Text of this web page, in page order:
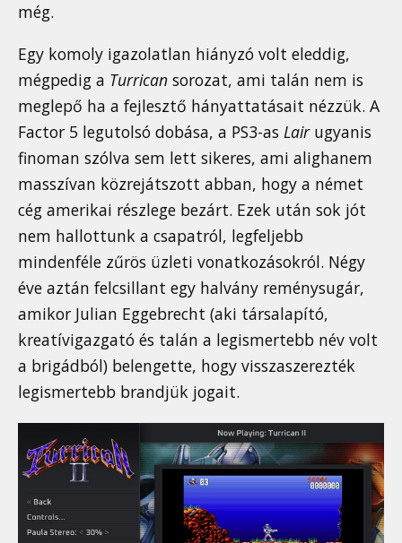
még.
Egy komoly igazolatlan hiányzó volt eleddig,
mégpedig a Turrican sorozat, ami talán nem is
meglepő ha a fejlesztő hányattatásait nézzük. A
Factor 5 legutolsó dobása, a PS3-as Lairugyanis
finoman szólva sem lett sikeres, ami alighanem
masszívan közrejátszott abban, hogy a német
cég amerikai részlege bezárt. Ezek után sok jót
nem hallottunk a csapatról, legfeljebb
mindenféle zűrös üzleti vonatkozásokról. Négy
éve aztán felcsillant egy halvány reménysugár,
amikor Julian Eggebrecht (aki társalapító,
kreatívigazgató és talán a legismertebb név volt
a brigádból) belengette, hogy visszaszerezték
legismertebb brandjük jogait.